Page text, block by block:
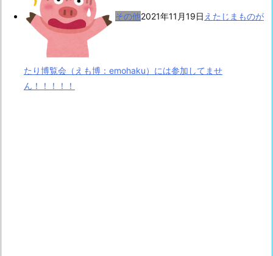
その他2021年11月19日 えたじまものが
たり博覧会（えも博：emohaku）には参加してませ
ん！！！！！